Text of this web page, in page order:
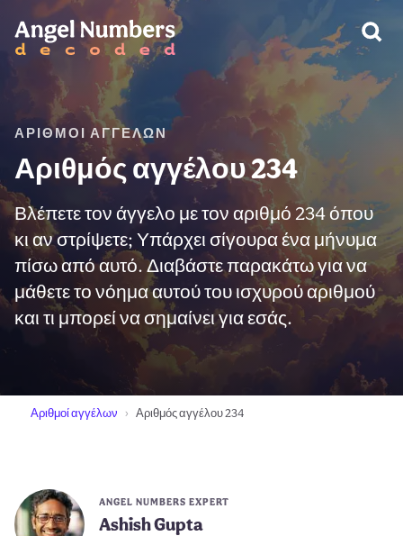
ΑΡΙΘΜΟΊ ΑΓΓΈΛΩΝ
Αριθμός αγγέλου 234
Βλέπετε τον άγγελο με τον αριθμό 234 όπου
κι αν στρίψετε; Υπάρχει σίγουρα ένα μήνυμα
πίσω από αυτό. Διαβάστε παρακάτω για να
μάθετε το νόημα αυτού του ισχυρού αριθμού
και τι μπορεί να σημαίνει για εσάς.
Αριθμοί αγγέλων Αριθμός αγγέλου 234
ANGEL NUMBERS EXPERT
Ashish Gupta
ΠΡΟΕΙΔΟΠΟΊΗΣΗ: